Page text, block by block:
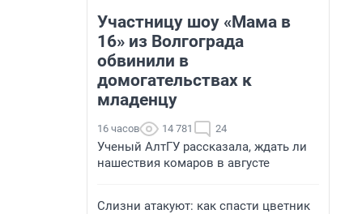
Участницу шоу «Мама в
16» из Волгограда
обвинили в
домогательствах к
младенцу
16 часов 14 781 24
Ученый АлтГУ рассказала, ждать ли
нашествия комаров в августе
Слизни атакуют: как спасти цветник